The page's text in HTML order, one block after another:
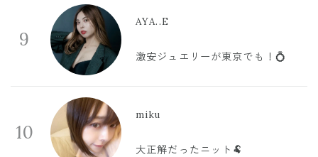
9
AYA..E
激安ジュエリーが東京でも！💍
10
miku
大正解だったニット🐏